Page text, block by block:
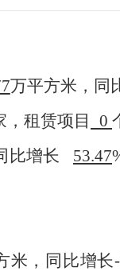
万平方米，同
，租赁项目 0
比增长 53.47
米，同比增长